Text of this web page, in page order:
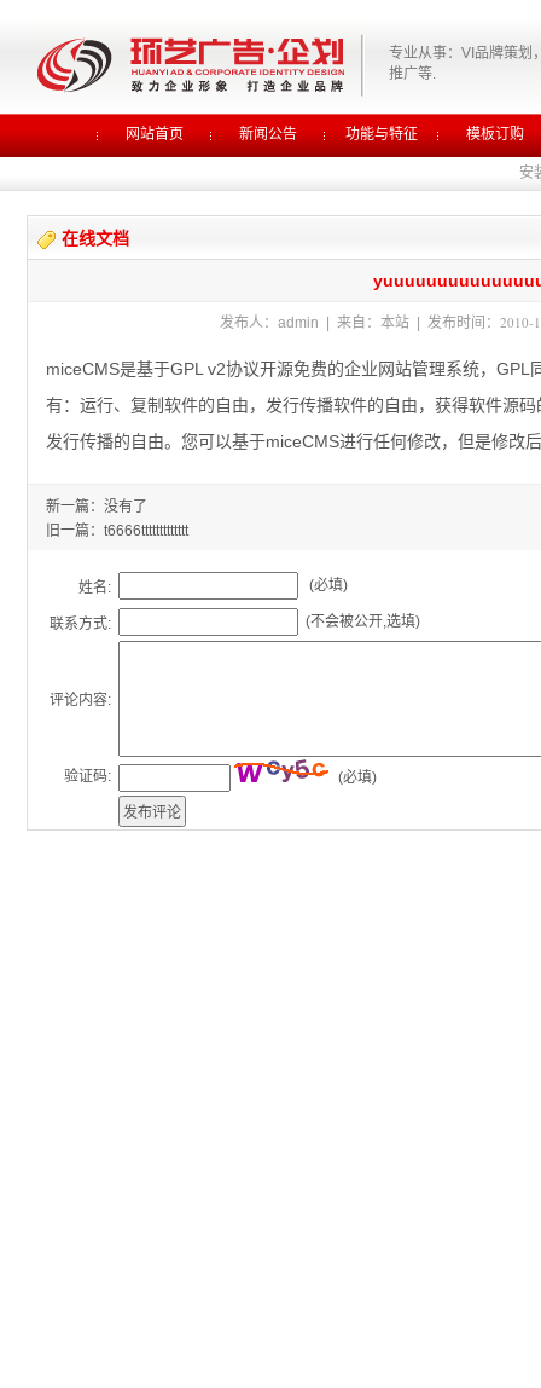
专业从事：VI品牌策划
推广等.
网站首页 新闻公告 功能与特征 模板订购
安
在线文档
发布人：admin | 来自：本站 | 发布时间： 2010-
miceCMS是基于GPL v2协议开源免费的企业网站管理系统，
有：运行、复制软件的自由，发行传播软件的自由，获得软件源
发行传播的自由。您可以基于miceCMS进行任何修改，但是修改
新一篇：没有了
旧一篇： t6666ttttttttttttt
姓名: (必填)
联系方式: (不会被公开,选填)
评论内容:
验证码: (必填)